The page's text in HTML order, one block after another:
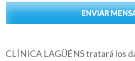
ENVIAR
CLÍNICA LAGÜÉNS tratará los